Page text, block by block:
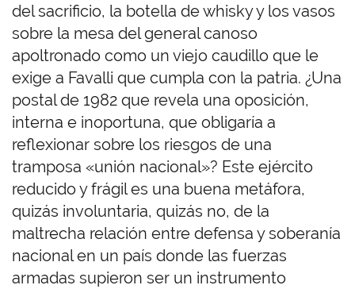
del sacrificio, la botella de whisky y los vasos
sobre la mesa del general canoso
apoltronado como un viejo caudillo que le
exige a Favalli que cumpla con la patria. ¿Una
postal de 1982 que revela una oposición,
interna e inoportuna, que obligaría a
reflexionar sobre los riesgos de una
tramposa «unión nacional»? Este ejército
reducido y frágil es una buena metáfora,
quizás involuntaria, quizás no, de la
maltrecha relación entre defensa y soberanía
nacional en un país donde las fuerzas
armadas supieron ser un instrumento